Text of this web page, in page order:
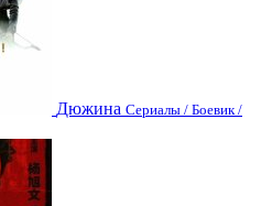
Дюжина Сериалы / Боевик /